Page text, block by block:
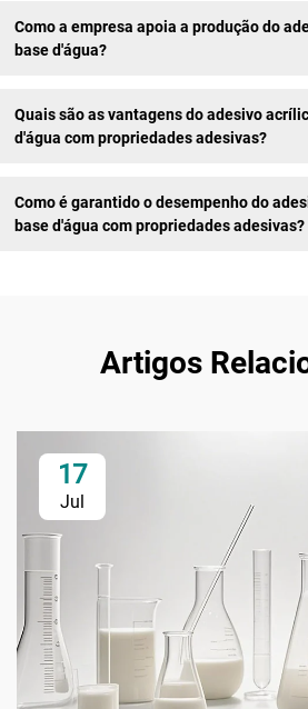
Como a empresa apoia a produção do
base d'água?
Quais são as vantagens do adesivo
d'água com propriedades adesivas?
Como é garantido o desempenho do
base d'água com propriedades adesivas?
Artigos
17
Jul